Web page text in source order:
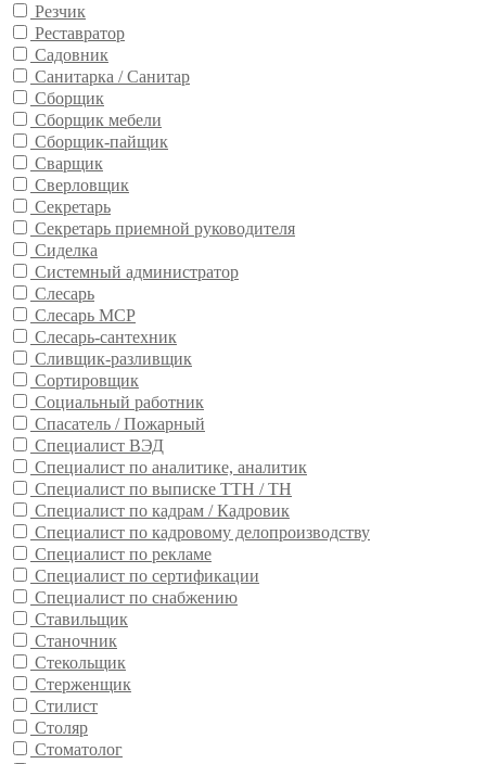
Резчик
Реставратор
Садовник
Санитарка / Санитар
Сборщик
Сборщик мебели
Сборщик-пайщик
Сварщик
Сверловщик
Секретарь
Секретарь приемной руководителя
Сиделка
Системный администратор
Слесарь
Слесарь МСР
Слесарь-сантехник
Сливщик-разливщик
Сортировщик
Социальный работник
Спасатель / Пожарный
Специалист ВЭД
Специалист по аналитике, аналитик
Специалист по выписке ТТН / ТН
Специалист по кадрам / Кадровик
Специалист по кадровому делопроизводству
Специалист по рекламе
Специалист по сертификации
Специалист по снабжению
Ставильщик
Станочник
Стекольщик
Стерженщик
Стилист
Столяр
Стоматолог